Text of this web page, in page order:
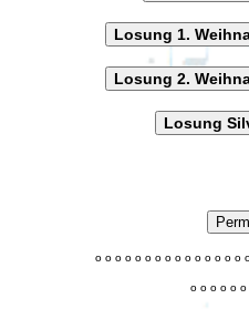
Losung 1.
Losung 2.
Losung
o o o o o o o o o o o o o o o
o o o o o o